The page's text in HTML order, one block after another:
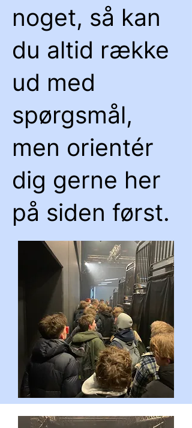
noget, så kan
du altid række
ud med
spørgsmål,
men orientér
dig gerne her
på siden først.